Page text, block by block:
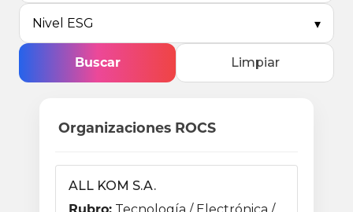
Nivel ESG ▾
Buscar Limpiar
Organizaciones ROCS
ALL KOM S.A.